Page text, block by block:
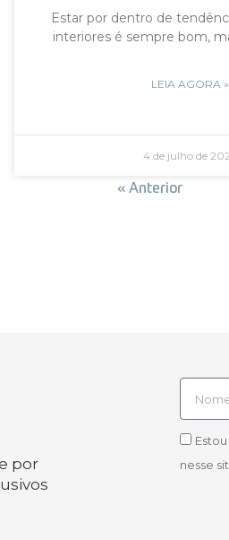
Estar por dentro de
interiores é sempre bom,
LEIA AGORA »
4 de julho de
« Anterior
por
nesse